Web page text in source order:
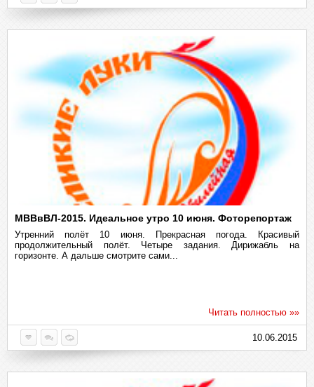
МВВвВЛ-2015. Идеальное утро 10 июня. Фоторепортаж
Утренний полёт 10 июня. Прекрасная погода. Красивый
продолжительный полёт. Четыре задания. Дирижабль на
горизонте. А дальше смотрите сами...
Читать полностью »»
10.06.2015